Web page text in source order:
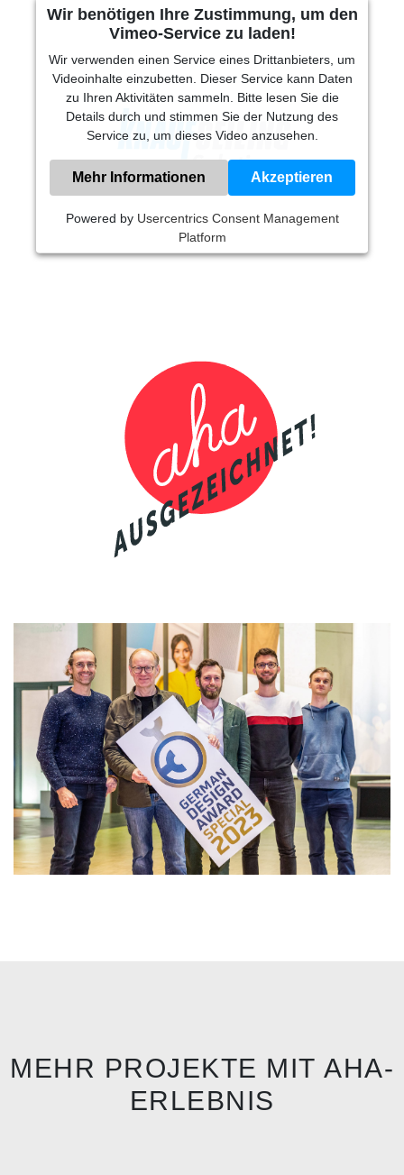
Wir benötigen Ihre Zustimmung, um den
Vimeo-Service zu laden!
Wir verwenden einen Service eines Drittanbieters, um
Videoinhalte einzubetten. Dieser Service kann Daten
zu Ihren Aktivitäten sammeln. Bitte lesen Sie die
Details durch und stimmen Sie der Nutzung des
Service zu, um dieses Video anzusehen.
Mehr Informationen Akzeptieren
Powered by Usercentrics Consent Management
Platform
MEHR PROJEKTE MIT AHA-
ERLEBNIS